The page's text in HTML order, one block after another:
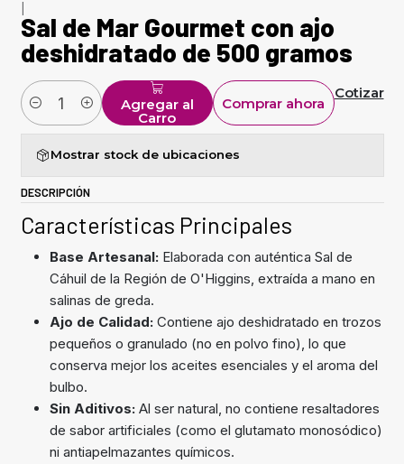
Sal de Mar Gourmet con ajo
deshidratado de 500 gramos
Cantidad Agregar al
Carro
Comprar ahora
Cotizar
Mostrar stock de ubicaciones
DESCRIPCIÓN
Características Principales
Base Artesanal:Elaborada con auténtica Sal de
Cáhuil de la Región de O'Higgins, extraída a mano en
salinas de greda.
Ajo de Calidad:Contiene ajo deshidratado en trozos
pequeños o granulado (no en polvo fino), lo que
conserva mejor los aceites esenciales y el aroma del
bulbo.
Sin Aditivos:Al ser natural, no contiene resaltadores
de sabor artificiales (como el glutamato monosódico)
ni antiapelmazantes químicos.